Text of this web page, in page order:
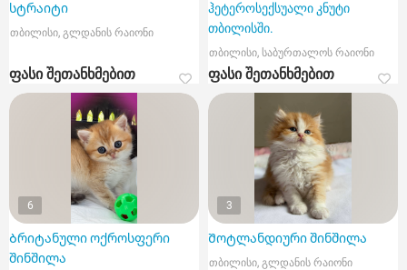
სტრაიტი
თბილისი, გლდანის რაიონი
ფასი შეთანხმებით
ჰეტეროსექსუალი კნუტი
თბილისში.
თბილისი, საბურთალოს რაიონი
ფასი შეთანხმებით
6
Ბრიტანული ოქროსფერი
შინშილა
3
Შოტლანდიური შინშილა
თბილისი, გლდანის რაიონი